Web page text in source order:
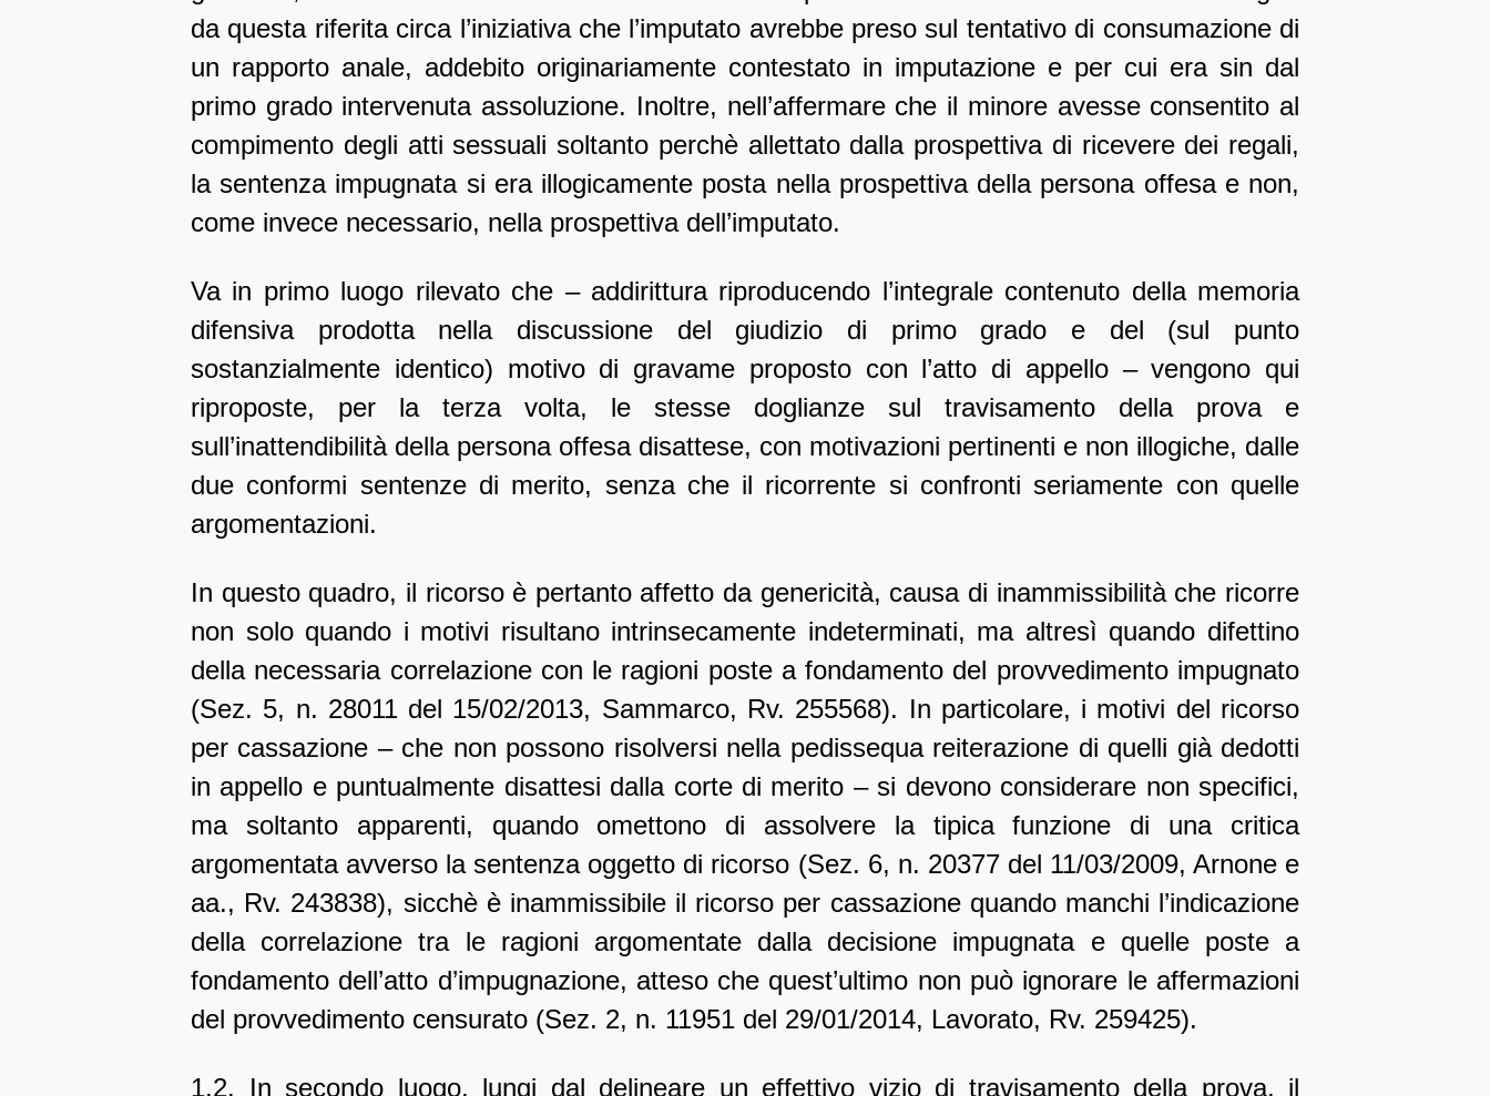
da questa riferita circa l’iniziativa che l’imputato avrebbe preso sul tentativo di consumazione di
un rapporto anale, addebito originariamente contestato in imputazione e per cui era sin dal
primo grado intervenuta assoluzione. Inoltre, nell’affermare che il minore avesse consentito al
compimento degli atti sessuali soltanto perchè allettato dalla prospettiva di ricevere dei regali,
la sentenza impugnata si era illogicamente posta nella prospettiva della persona offesa e non,
come invece necessario, nella prospettiva dell’imputato.
Va in primo luogo rilevato che – addirittura riproducendo l’integrale contenuto della memoria
difensiva prodotta nella discussione del giudizio di primo grado e del (sul punto
sostanzialmente identico) motivo di gravame proposto con l’atto di appello – vengono qui
riproposte, per la terza volta, le stesse doglianze sul travisamento della prova e
sull’inattendibilità della persona offesa disattese, con motivazioni pertinenti e non illogiche, dalle
due conformi sentenze di merito, senza che il ricorrente si confronti seriamente con quelle
argomentazioni.
In questo quadro, il ricorso è pertanto affetto da genericità, causa di inammissibilità che ricorre
non solo quando i motivi risultano intrinsecamente indeterminati, ma altresì quando difettino
della necessaria correlazione con le ragioni poste a fondamento del provvedimento impugnato
(Sez. 5, n. 28011 del 15/02/2013, Sammarco, Rv. 255568). In particolare, i motivi del ricorso
per cassazione – che non possono risolversi nella pedissequa reiterazione di quelli già dedotti
in appello e puntualmente disattesi dalla corte di merito – si devono considerare non specifici,
ma soltanto apparenti, quando omettono di assolvere la tipica funzione di una critica
argomentata avverso la sentenza oggetto di ricorso (Sez. 6, n. 20377 del 11/03/2009, Arnone e
aa., Rv. 243838), sicchè è inammissibile il ricorso per cassazione quando manchi l’indicazione
della correlazione tra le ragioni argomentate dalla decisione impugnata e quelle poste a
fondamento dell’atto d’impugnazione, atteso che quest’ultimo non può ignorare le affermazioni
del provvedimento censurato (Sez. 2, n. 11951 del 29/01/2014, Lavorato, Rv. 259425).
1.2. In secondo luogo, lungi dal delineare un effettivo vizio di travisamento della prova, il